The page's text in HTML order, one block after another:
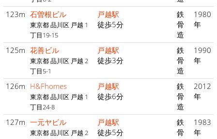
123m 石曽根ビル
東京都 品川区 戸越 1
丁目19-15
戸越駅
徒歩5分
鉄
骨
造
1980
年
125m 花善ビル
東京都 品川区 戸越 2
丁目5-1
戸越駅
徒歩3分
鉄
骨
造
1990
年
126m H&Fhomes
東京都 品川区 戸越 1
丁目24-8
戸越駅
徒歩6分
鉄
骨
造
2012
年
127m 一元ヤビル
東京都 品川区 戸越 2
戸越駅
徒歩5分
鉄
骨
1983
年